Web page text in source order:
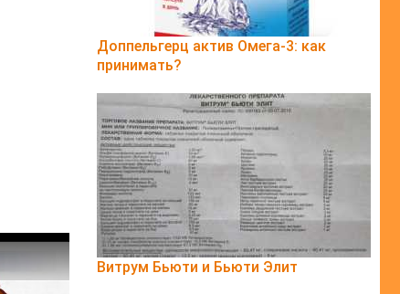
Доппельгерц актив Омега-3: как
принимать?
Витрум Бьюти и Бьюти Элит